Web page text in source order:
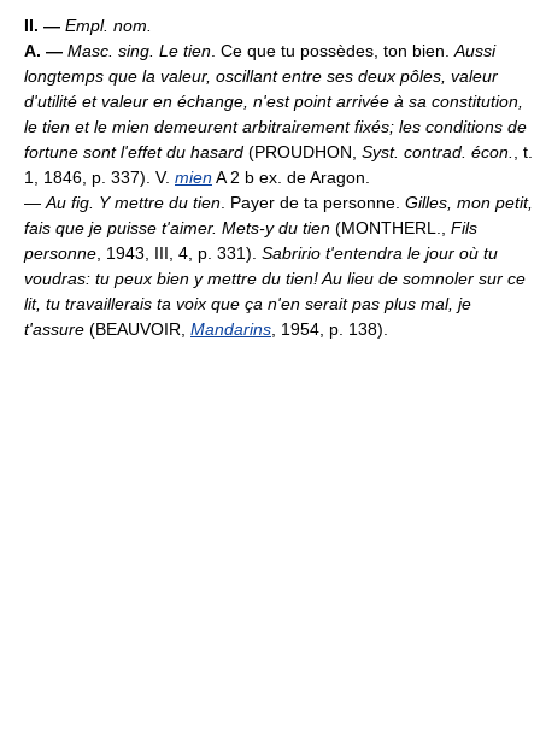
II. — Empl. nom.
A. — Masc. sing. Le tien. Ce que tu possèdes, ton bien.Aussi
longtemps que la valeur, oscillant entre ses deux pôles, valeur
d'utilité et valeur en échange, n'est point arrivée à sa constitution,
le tien et le mien demeurent arbitrairement fixés; les conditions de
fortune sont l'effet du hasard (PROUDHON, Syst. contrad. écon., t.
1, 1846, p. 337). V. mienA 2 b ex. de Aragon.
—Au fig. Y mettre du tien. Payer de ta personne. Gilles, mon petit,
fais que je puisse t'aimer. Mets-y du tien (MONTHERL., Fils
personne, 1943, III, 4, p. 331). Sabririo t'entendra le jour où tu
voudras: tu peux bien y mettre du tien! Au lieu de somnoler sur ce
lit, tu travaillerais ta voix que ça n'en serait pas plus mal, je
t'assure (BEAUVOIR, Mandarins, 1954, p. 138).